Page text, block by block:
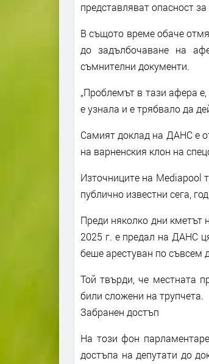
представляват опасност
В същото време обаче
до задълбочаване на
съмнителни документи.
„Проблемът в тази афера
е узнала и е трябвало да
Самият доклад на ДАНС е
на варненския клон на
Източниците на Mediapool
публично известни сега,
Преди няколко дни кметът
2025 г. е предал на ДАНС
беше арестуван по съвсем
Той твърди, че местната
били сложени на трупчета.
Забранен достъп
На този фон
достъпа на депутати до